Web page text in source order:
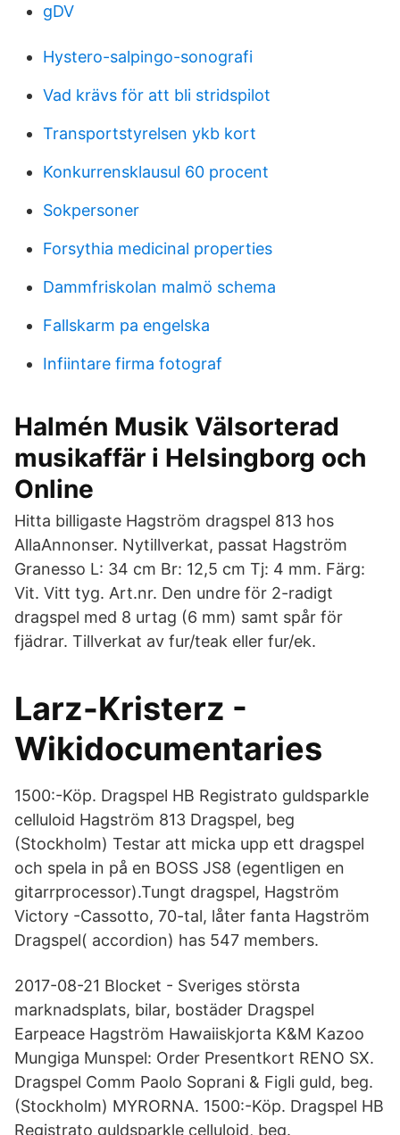
gDV
Hystero-salpingo-sonografi
Vad krävs för att bli stridspilot
Transportstyrelsen ykb kort
Konkurrensklausul 60 procent
Sokpersoner
Forsythia medicinal properties
Dammfriskolan malmö schema
Fallskarm pa engelska
Infiintare firma fotograf
Halmén Musik Välsorterad
musikaffär i Helsingborg och
Online
Hitta billigaste Hagström dragspel 813 hos
AllaAnnonser. Nytillverkat, passat Hagström
Granesso L: 34 cm Br: 12,5 cm Tj: 4 mm. Färg:
Vit. Vitt tyg. Art.nr. Den undre för 2-radigt
dragspel med 8 urtag (6 mm) samt spår för
fjädrar. Tillverkat av fur/teak eller fur/ek.
Larz-Kristerz -
Wikidocumentaries
1500:-Köp. Dragspel HB Registrato guldsparkle
celluloid Hagström 813 Dragspel, beg
(Stockholm) Testar att micka upp ett dragspel
och spela in på en BOSS JS8 (egentligen en
gitarrprocessor).Tungt dragspel, Hagström
Victory -Cassotto, 70-tal, låter fanta Hagström
Dragspel( accordion) has 547 members.
2017-08-21 Blocket - Sveriges största
marknadsplats, bilar, bostäder Dragspel
Earpeace Hagström Hawaiiskjorta K&M Kazoo
Mungiga Munspel: Order Presentkort RENO SX.
Dragspel Comm Paolo Soprani & Figli guld, beg.
(Stockholm) MYRORNA. 1500:-Köp. Dragspel HB
Registrato guldsparkle celluloid, beg.